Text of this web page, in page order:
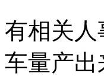
有相关人
车量产